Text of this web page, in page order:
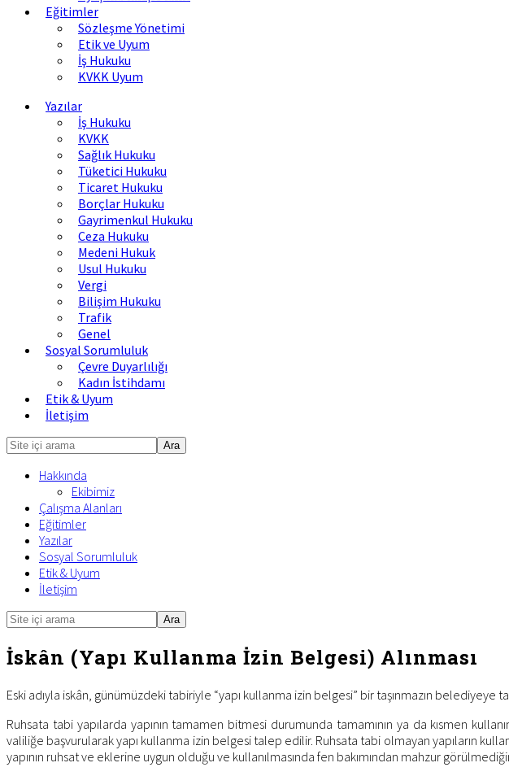
Eğitimler
Sözleşme Yönetimi
Etik ve Uyum
İş Hukuku
KVKK Uyum
Yazılar
İş Hukuku
KVKK
Sağlık Hukuku
Tüketici Hukuku
Ticaret Hukuku
Borçlar Hukuku
Gayrimenkul Hukuku
Ceza Hukuku
Medeni Hukuk
Usul Hukuku
Vergi
Bilişim Hukuku
Trafik
Genel
Sosyal Sorumluluk
Çevre Duyarlılığı
Kadın İstihdamı
Etik & Uyum
İletişim
Site
arama Hakkında
Ekibimiz
Çalışma Alanları
Eğitimler
Yazılar
Sosyal Sorumluluk
Etik & Uyum
İletişim
Mobile
Menu
Site
arama
İskân (Yapı Kullanma İzin Belgesi) Alınması
Eski adıyla iskân, günümüzdeki tabiriyle “yapı kullanma izin belgesi” bir taşınmazın
Ruhsata tabi yapılarda yapının tamamen bitmesi durumunda tamamının ya da kısmen
valiliğe başvurularak yapı kullanma izin belgesi talep edilir. Ruhsata tabi olmayan yapıların
yapının ruhsat ve eklerine uygun olduğu ve kullanılmasında fen bakımından mahzur